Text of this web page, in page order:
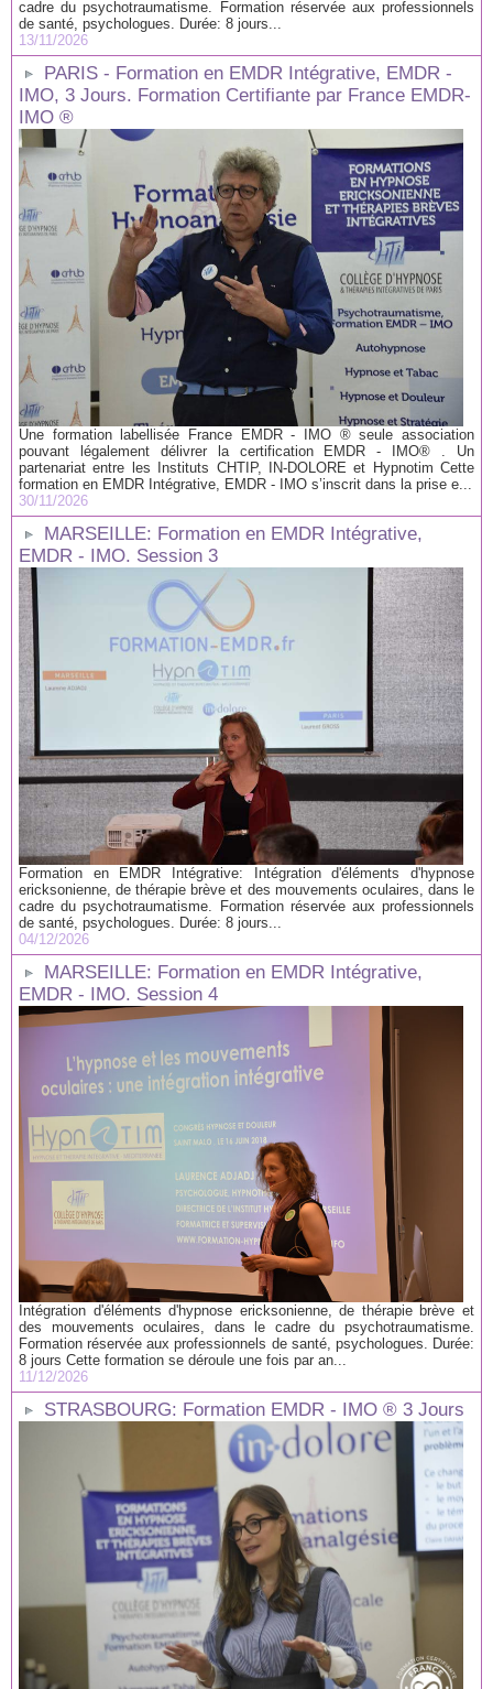
cadre du psychotraumatisme. Formation réservée aux professionnels
de santé, psychologues. Durée: 8 jours...
13/11/2026
PARIS - Formation en EMDR Intégrative, EMDR -
IMO, 3 Jours. Formation Certifiante par France EMDR-
IMO ®
Une formation labellisée France EMDR - IMO ® seule association
pouvant légalement délivrer la certification EMDR - IMO® . Un
partenariat entre les Instituts CHTIP, IN-DOLORE et Hypnotim Cette
formation en EMDR Intégrative, EMDR - IMO s’inscrit dans la prise e...
30/11/2026
MARSEILLE: Formation en EMDR Intégrative,
EMDR - IMO. Session 3
Formation en EMDR Intégrative: Intégration d'éléments d'hypnose
ericksonienne, de thérapie brève et des mouvements oculaires, dans le
cadre du psychotraumatisme. Formation réservée aux professionnels
de santé, psychologues. Durée: 8 jours...
04/12/2026
MARSEILLE: Formation en EMDR Intégrative,
EMDR - IMO. Session 4
Intégration d'éléments d'hypnose ericksonienne, de thérapie brève et
des mouvements oculaires, dans le cadre du psychotraumatisme.
Formation réservée aux professionnels de santé, psychologues. Durée:
8 jours Cette formation se déroule une fois par an...
11/12/2026
STRASBOURG: Formation EMDR - IMO ® 3 Jours